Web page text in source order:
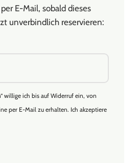
E-Mail, sobald dieses
unverbindlich reservieren:
willige ich bis auf Widerruf ein, von
per E-Mail zu erhalten. Ich akzeptiere